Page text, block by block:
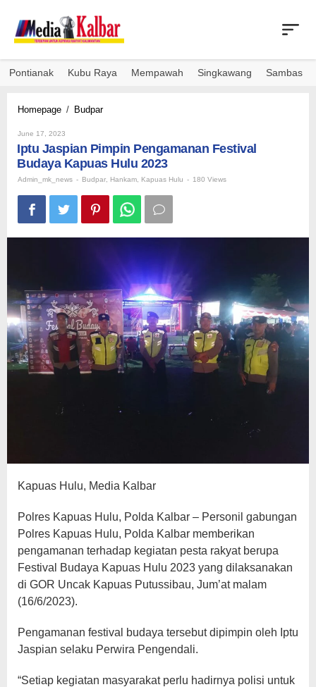
content
Pontianak Kubu Raya Mempawah Singkawang Sambas
Homepage / BudparIptu
Pengamanan
Festival
Kapuas
Hulu
2023
June 17, 2023
Iptu Jaspian Pimpin Pengamanan Festival
Budaya Kapuas Hulu 2023
Admin_mk_news - Budpar Hankam Kapuas Hulu - 180 Views
Kapuas Hulu, Media Kalbar
Polres Kapuas Hulu, Polda Kalbar – Personil gabungan
Polres Kapuas Hulu, Polda Kalbar memberikan
pengamanan terhadap kegiatan pesta rakyat berupa
Festival Budaya Kapuas Hulu 2023 yang dilaksanakan
di GOR Uncak Kapuas Putussibau, Jum’at malam
(16/6/2023).
Pengamanan festival budaya tersebut dipimpin oleh Iptu
Jaspian selaku Perwira Pengendali.
“Setiap kegiatan masyarakat perlu hadirnya polisi untuk